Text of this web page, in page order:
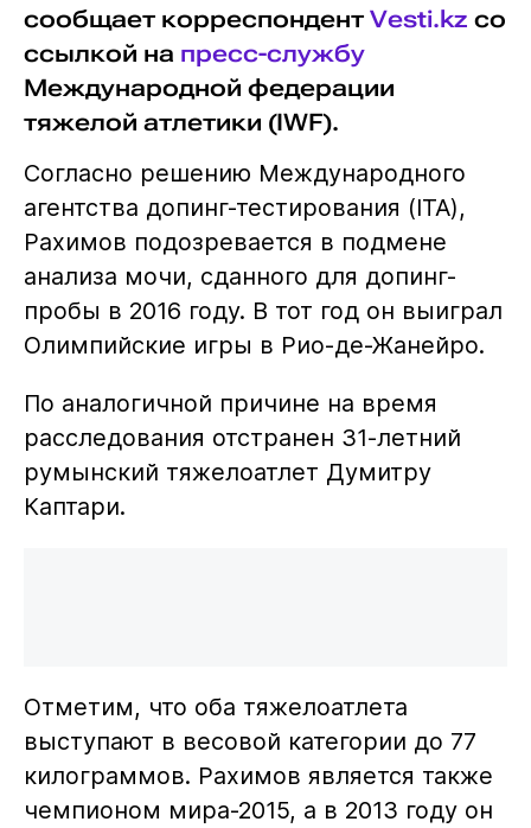
сообщает корреспондент Vesti.kz со
ссылкой на пресс-службу
Международной федерации
тяжелой атлетики (IWF).
Согласно решению Международного
агентства допинг-тестирования (ITA),
Рахимов подозревается в подмене
анализа мочи, сданного для допинг-
пробы в 2016 году. В тот год он выиграл
Олимпийские игры в Рио-де-Жанейро.
По аналогичной причине на время
расследования отстранен 31-летний
румынский тяжелоатлет Думитру
Каптари.
Отметим, что оба тяжелоатлета
выступают в весовой категории до 77
килограммов. Рахимов является также
чемпионом мира-2015, а в 2013 году он